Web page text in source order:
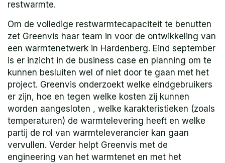
restwarmte.
Om de volledige restwarmtecapaciteit te benutten
zet Greenvis haar team in voor de ontwikkeling van
een warmtenetwerk in Hardenberg. Eind september
is er inzicht in de business case en planning om te
kunnen besluiten wel of niet door te gaan met het
project. Greenvis onderzoekt welke eindgebruikers
er zijn, hoe en tegen welke kosten zij kunnen
worden aangesloten , welke karakteristieken (zoals
temperaturen) de warmtelevering heeft en welke
partij de rol van warmteleverancier kan gaan
vervullen. Verder helpt Greenvis met de
engineering van het warmtenet en met het